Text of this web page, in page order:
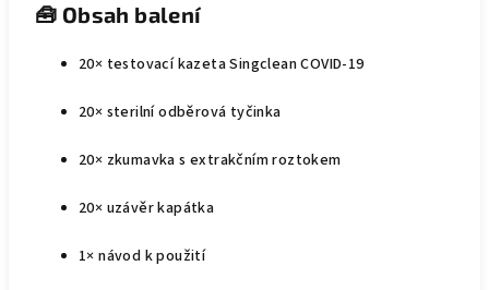
🧰 Obsah balení
20× testovací kazeta Singclean COVID-19
20× sterilní odběrová tyčinka
20× zkumavka s extrakčním roztokem
20× uzávěr kapátka
1× návod k použití